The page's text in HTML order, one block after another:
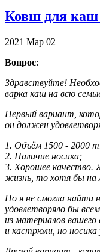
Ковш для каш
2021 Мар 02
Вопрос:
Здравствуйте!
варка каш на всю
Первый вариант,
он должен
1. Объём 1500 - 2000
2. Наличие носика;
3. Хорошее качество.
жизнь, то хотя бы на
Но я не смогла найти
удовлетворяло бы
из материалов
и кастрюли, но носика